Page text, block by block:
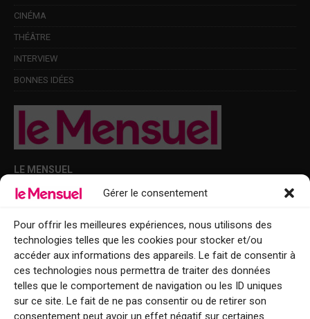
Gérer le consentement
Pour offrir les meilleures expériences, nous utilisons des
technologies telles que les cookies pour stocker et/ou
accéder aux informations des appareils. Le fait de consentir à
ces technologies nous permettra de traiter des données
telles que le comportement de navigation ou les ID uniques
sur ce site. Le fait de ne pas consentir ou de retirer son
consentement peut avoir un effet négatif sur certaines
CINÉMA
THÉÂTRE
INTERVIEW
BONNES IDÉES
LE MENSUEL
Points de diffusion Var et Alpes-Maritimes : oû trouver Le Mensuel ?
Le Mensuel en PDF : consultez le magazine en ligne
Qui sommes-nous ?
BFM Top Sorties
EVENT